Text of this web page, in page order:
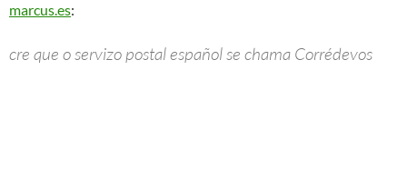
marcus.es:
cre que o servizo postal español se chama Corrédevos